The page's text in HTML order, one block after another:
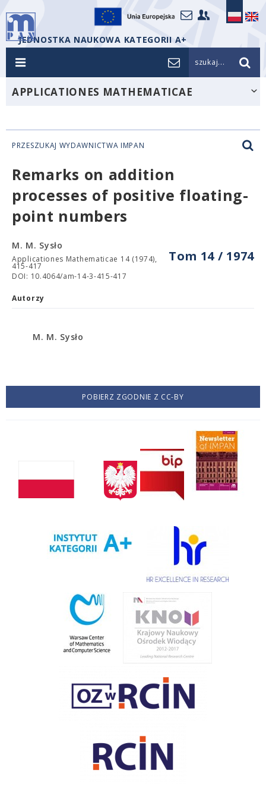
JEDNOSTKA NAUKOWA KATEGORII A+
szukaj...
APPLICATIONES MATHEMATICAE
PRZESZUKAJ WYDAWNICTWA IMPAN
Remarks on addition
processes of positive floating-
point numbers
Tom 14 / 1974
M. M. Sysło
Applicationes Mathematicae 14 (1974),
415-417
DOI: 10.4064/am-14-3-415-417
Autorzy
M. M. Sysło
POBIERZ ZGODNIE Z CC-BY